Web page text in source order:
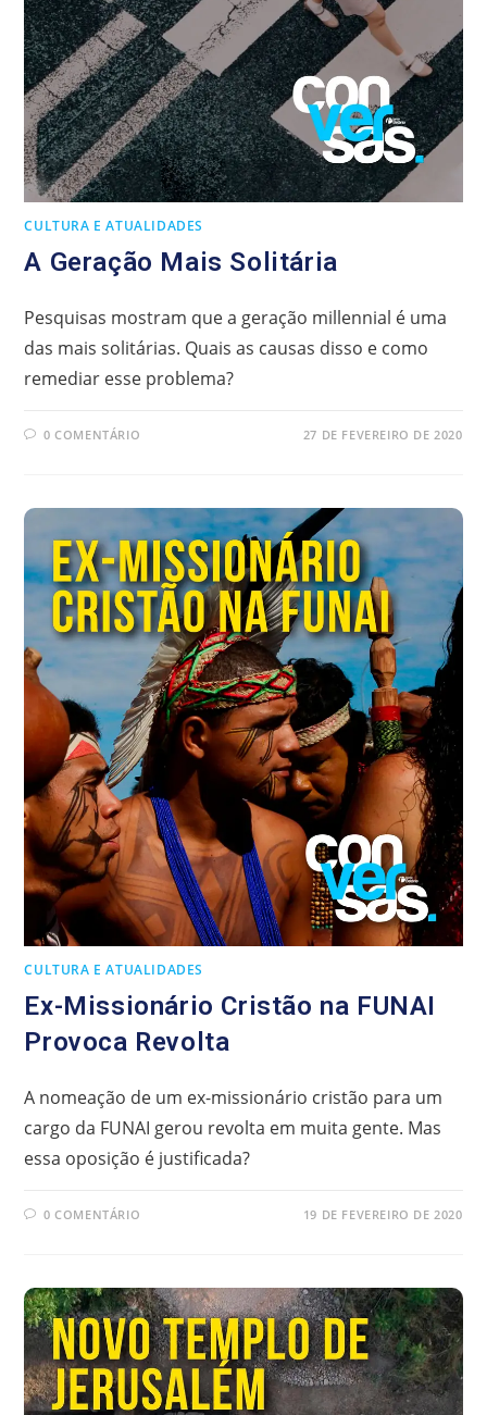
CULTURA E ATUALIDADES
A Geração Mais Solitária
Pesquisas mostram que a geração millennial é uma
das mais solitárias. Quais as causas disso e como
remediar esse problema?
0 COMENTÁRIO 27 DE FEVEREIRO DE 2020
CULTURA E ATUALIDADES
Ex-Missionário Cristão na FUNAI
Provoca Revolta
A nomeação de um ex-missionário cristão para um
cargo da FUNAI gerou revolta em muita gente. Mas
essa oposição é justificada?
0 COMENTÁRIO 19 DE FEVEREIRO DE 2020